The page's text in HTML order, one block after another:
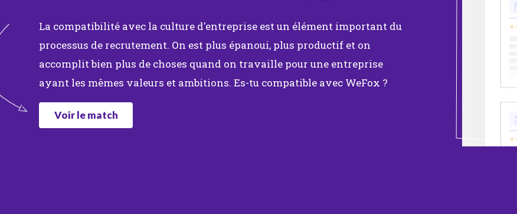
La compatibilité avec la culture d'entreprise est un élément important du
processus de recrutement. On est plus épanoui, plus productif et on
accomplit bien plus de choses quand on travaille pour une entreprise
ayant les mêmes valeurs et ambitions. Es-tu compatible avec WeFox ?
Voir le match